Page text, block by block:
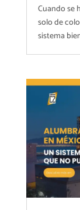
Cuando se
solo de
sistema